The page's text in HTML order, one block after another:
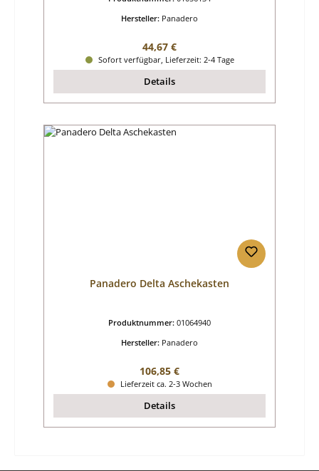
Hersteller: Panadero
Regulärer Preis:
44,67 €
Sofort verfügbar, Lieferzeit: 2-4 Tage
Details
Panadero Delta Aschekasten
Produktnummer: 01064940
Hersteller: Panadero
Regulärer Preis:
106,85 €
Lieferzeit ca. 2-3 Wochen
Details